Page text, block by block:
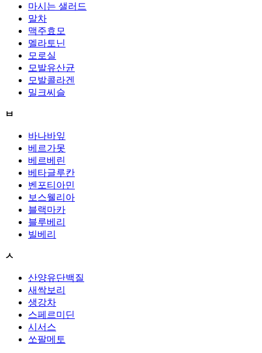
마시는 샐러드
말차
맥주효모
멜라토닌
모로실
모발유산균
모발콜라겐
밀크씨슬
ㅂ
바나바잎
베르가못
베르베린
베타글루칸
벤포티아민
보스웰리아
블랙마카
블루베리
빌베리
ㅅ
산양유단백질
새싹보리
생강차
스페르미딘
시서스
쏘팔메토